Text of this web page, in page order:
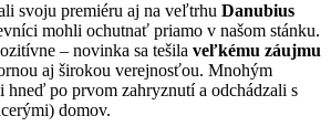
svoju premiéru aj na veľtrhu Danubius
mohli ochutnať priamo v našom stánku.
– novinka sa tešila veľkému záujmu
aj širokou verejnosťou. Mnohým
hneď po prvom zahryznutí a odchádzali s
domov.